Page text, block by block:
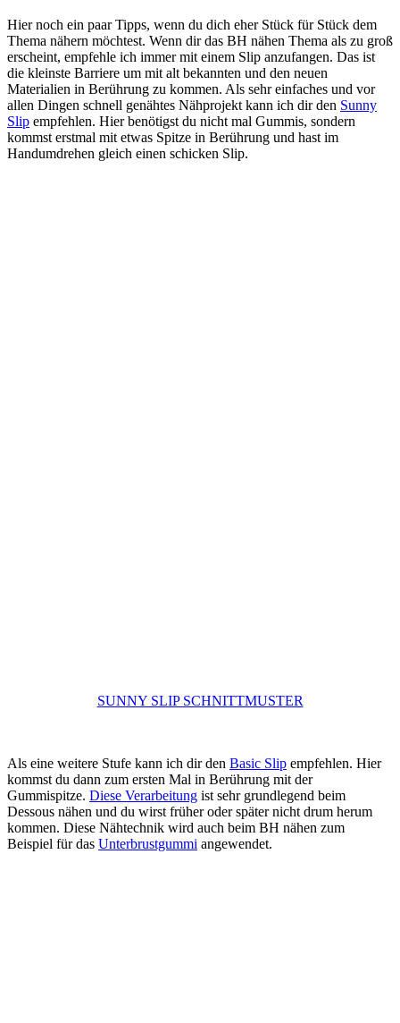
Hier noch ein paar Tipps, wenn du dich eher Stück für Stück dem
Thema nähern möchtest. Wenn dir das BH nähen Thema als zu groß
erscheint, empfehle ich immer mit einem Slip anzufangen. Das ist
die kleinste Barriere um mit alt bekannten und den neuen
Materialien in Berührung zu kommen. Als sehr einfaches und vor
allen Dingen schnell genähtes Nähprojekt kann ich dir den Sunny
Slip empfehlen. Hier benötigst du nicht mal Gummis, sondern
kommst erstmal mit etwas Spitze in Berührung und hast im
Handumdrehen gleich einen schicken Slip.
SUNNY SLIP SCHNITTMUSTER
Als eine weitere Stufe kann ich dir den Basic Slip empfehlen. Hier
kommst du dann zum ersten Mal in Berührung mit der
Gummispitze. Diese Verarbeitung ist sehr grundlegend beim
Dessous nähen und du wirst früher oder später nicht drum herum
kommen. Diese Nähtechnik wird auch beim BH nähen zum
Beispiel für das Unterbrustgummi angewendet.